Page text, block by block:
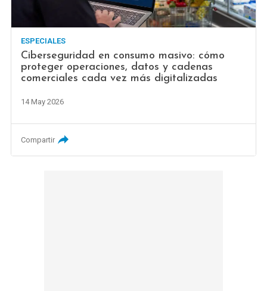
ESPECIALES
Ciberseguridad en consumo masivo: cómo
proteger operaciones, datos y cadenas
comerciales cada vez más digitalizadas
14 May 2026
Compartir